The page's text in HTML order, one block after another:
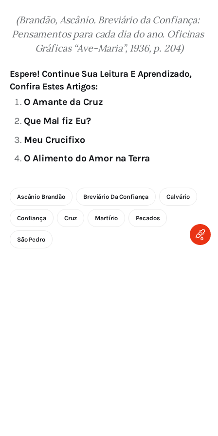
(Brandão, Ascânio. Breviário da Confiança:
Pensamentos para cada dia do ano. Oficinas
Gráficas “Ave-Maria”, 1936, p. 204)
Espere! Continue Sua Leitura E Aprendizado,
Confira Estes Artigos:
O Amante da Cruz
Que Mal fiz Eu?
Meu Crucifixo
O Alimento do Amor na Terra
Ascânio Brandão Breviário Da Confiança Calvário
Confiança Cruz Martírio Pecados
São Pedro